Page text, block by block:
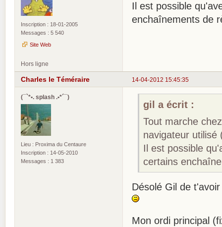
Inscription : 18-01-2005
Messages : 5 540
Site Web
Il est possible
enchaînements de
Hors ligne
14-04-2012 15:45:35
Charles le Téméraire
(¯`*•. splash .•*´¯)
Lieu : Proxima du Centaure
Inscription : 14-05-2010
Messages : 1 383
gil a écrit :
Tout marche
navigateur
Il est possible
certains
Désolé Gil de
Mon ordi principal